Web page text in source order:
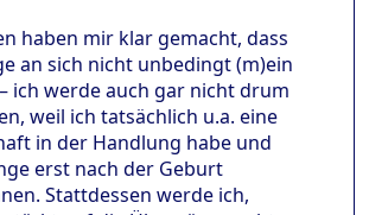
haben mir klar gemacht, dass
an sich nicht unbedingt (m)ein
ich werde auch gar nicht drum
weil ich tatsächlich u.a. eine
in der Handlung habe und
erst nach der Geburt
Stattdessen werde ich,